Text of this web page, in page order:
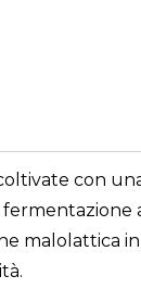
con
malolattica